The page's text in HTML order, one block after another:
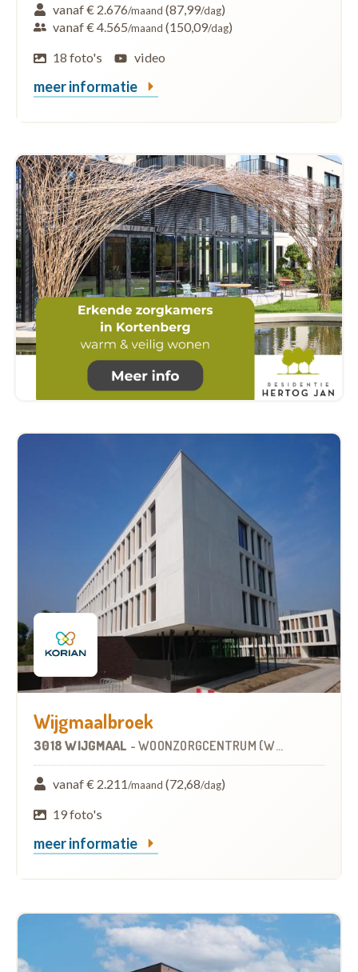
vanaf € 2.676/maand (87,99/dag)
vanaf € 4.565/maand (150,09/dag)
18 foto's
video
meer informatie
Wijgmaalbroek
3018 WIJGMAAL - WOONZORGCENTRUM (WZC)
vanaf € 2.211/maand (72,68/dag)
19 foto's
meer informatie